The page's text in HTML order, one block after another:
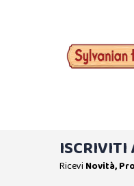
ISCRIVITI
Ricevi Novità,